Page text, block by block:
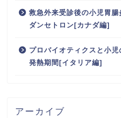
救急外来受診後の小児胃
ダンセトロン[カナダ編]
プロバイオティクスと小
発熱期間[イタリア編]
アーカイブ